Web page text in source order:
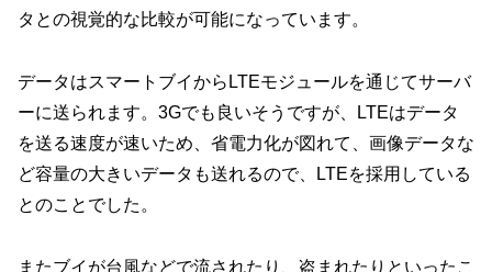
タとの視覚的な比較が可能になっています。
データはスマートブイからLTEモジュールを通じてサーバ
ーに送られます。3Gでも良いそうですが、LTEはデータ
を送る速度が速いため、省電力化が図れて、画像データな
ど容量の大きいデータも送れるので、LTEを採用している
とのことでした。
またブイが台風などで流されたり、盗まれたりといったこ